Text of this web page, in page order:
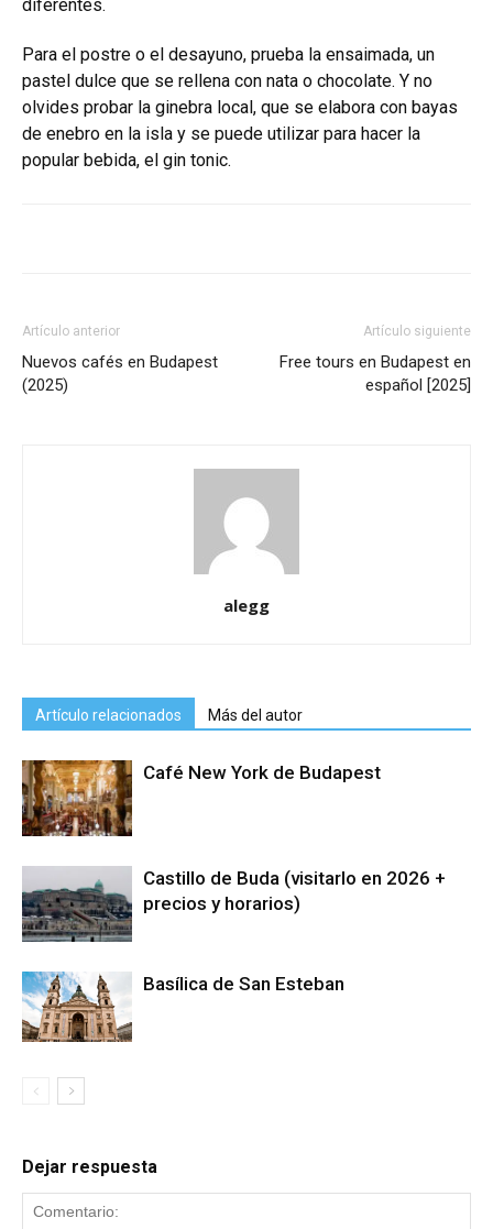
diferentes.
Para el postre o el desayuno, prueba la ensaimada, un
pastel dulce que se rellena con nata o chocolate. Y no
olvides probar la ginebra local, que se elabora con bayas
de enebro en la isla y se puede utilizar para hacer la
popular bebida, el gin tonic.
Artículo anterior
Nuevos cafés en Budapest
(2025)
Artículo siguiente
Free tours en Budapest en
español [2025]
alegg
Artículo relacionados Más del autor
Café New York de Budapest
Castillo de Buda (visitarlo en 2026 +
precios y horarios)
Basílica de San Esteban
Dejar respuesta